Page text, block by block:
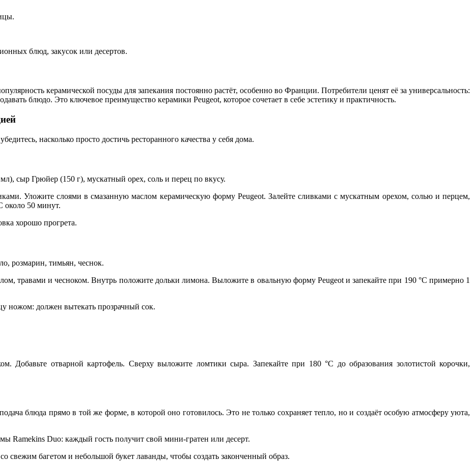
блюд, закусок или десертов.
керамической посуды для запекания постоянно растёт, особенно во Франции. Потребители ценят её за универсальность:
блюдо. Это ключевое преимущество керамики Peugeot, которое сочетает в себе эстетику и практичность.
насколько просто достичь ресторанного качества у себя дома.
сыр Грюйер (150 г), мускатный орех, соль и перец по вкусу.
Уложите слоями в смазанную маслом керамическую форму Peugeot. Залейте сливками с мускатным орехом, солью и перцем,
около 50 минут.
хорошо прогрета.
розмарин, тимьян, чеснок.
травами и чесноком. Внутрь положите дольки лимона. Выложите в овальную форму Peugeot и запекайте при 190 °C примерно 1
ножом: должен вытекать прозрачный сок.
Добавьте отварной картофель. Сверху выложите ломтики сыра. Запекайте при 180 °C до образования золотистой корочки,
блюда прямо в той же форме, в которой оно готовилось. Это не только сохраняет тепло, но и создаёт особую атмосферу уюта,
Ramekins Duo: каждый гость получит свой мини-гратен или десерт.
свежим багетом и небольшой букет лаванды, чтобы создать законченный образ.